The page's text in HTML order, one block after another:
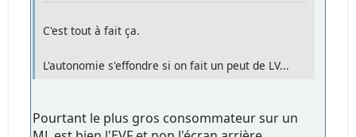
C'est tout à fait ça.
L'autonomie s'effondre si on fait un peut de LV...
Pourtant le plus gros consommateur sur un